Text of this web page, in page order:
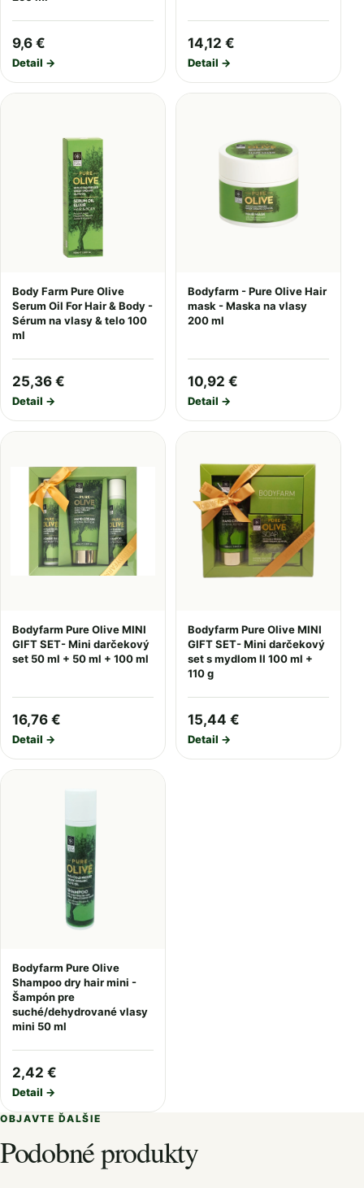
9,6 €
Detail →
14,12 €
Detail →
Body Farm Pure Olive
Serum Oil For Hair & Body -
Sérum na vlasy & telo 100
ml
25,36 €
Detail →
Bodyfarm - Pure Olive Hair
mask - Maska na vlasy
200 ml
10,92 €
Detail →
Bodyfarm Pure Olive MINI
GIFT SET- Mini darčekový
set 50 ml + 50 ml + 100 ml
16,76 €
Detail →
Bodyfarm Pure Olive MINI
GIFT SET- Mini darčekový
set s mydlom II 100 ml +
110 g
15,44 €
Detail →
Bodyfarm Pure Olive
Shampoo dry hair mini -
Šampón pre
suché/dehydrované vlasy
mini 50 ml
2,42 €
Detail →
OBJAVTE ĎALŠIE
Podobné produkty